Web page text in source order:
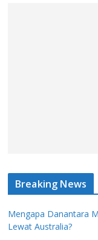
Breaking News
Mengapa Danantara
Lewat Australia?